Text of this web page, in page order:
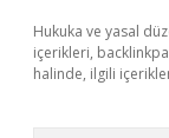
Hukuka ve yasal
içerikleri,
halinde, ilgili